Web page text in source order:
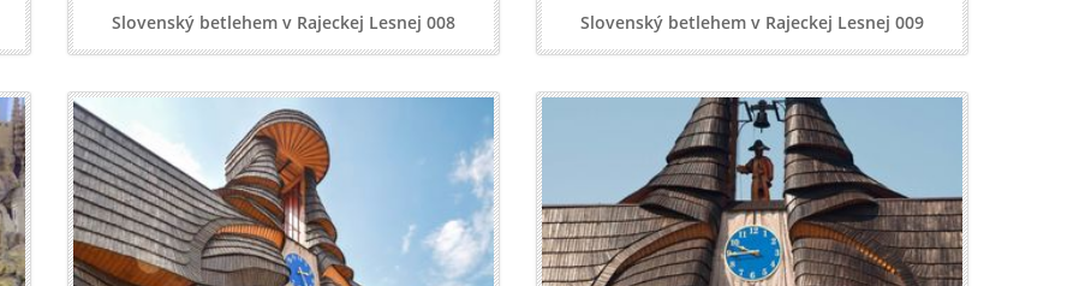
Slovenský betlehem v Rajeckej Lesnej 008 Slovenský betlehem v Rajeckej Lesnej 009